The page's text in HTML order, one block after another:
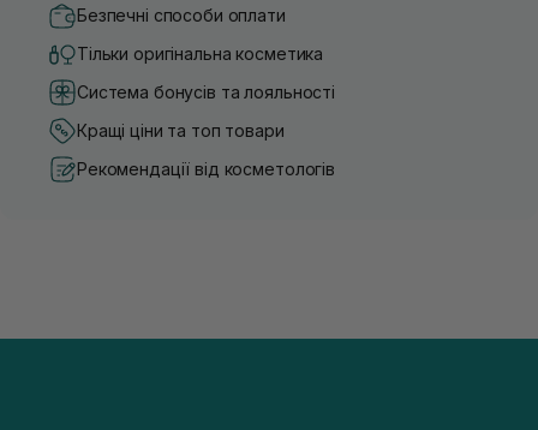
Безпечні способи оплати
Тільки оригінальна косметика
Система бонусів та лояльності
Кращі ціни та топ товари
Рекомендації від косметологів